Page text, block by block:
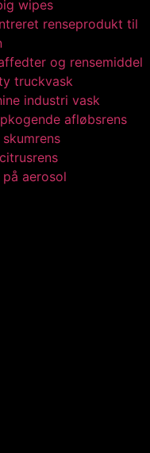
wipes
renseprodukt til
og rensemiddel
truckvask
industri vask
afløbsrens
aerosol​